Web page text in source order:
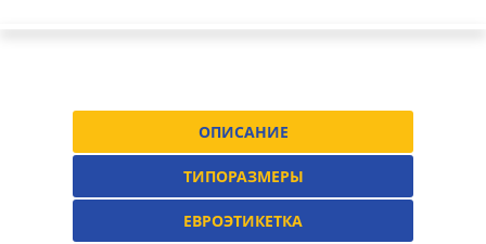
ОПИСАНИЕ
ТИПОРАЗМЕРЫ
ЕВРОЭТИКЕТКА